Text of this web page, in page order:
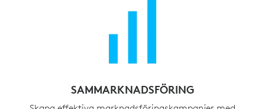
SAMMARKNADSFÖRING